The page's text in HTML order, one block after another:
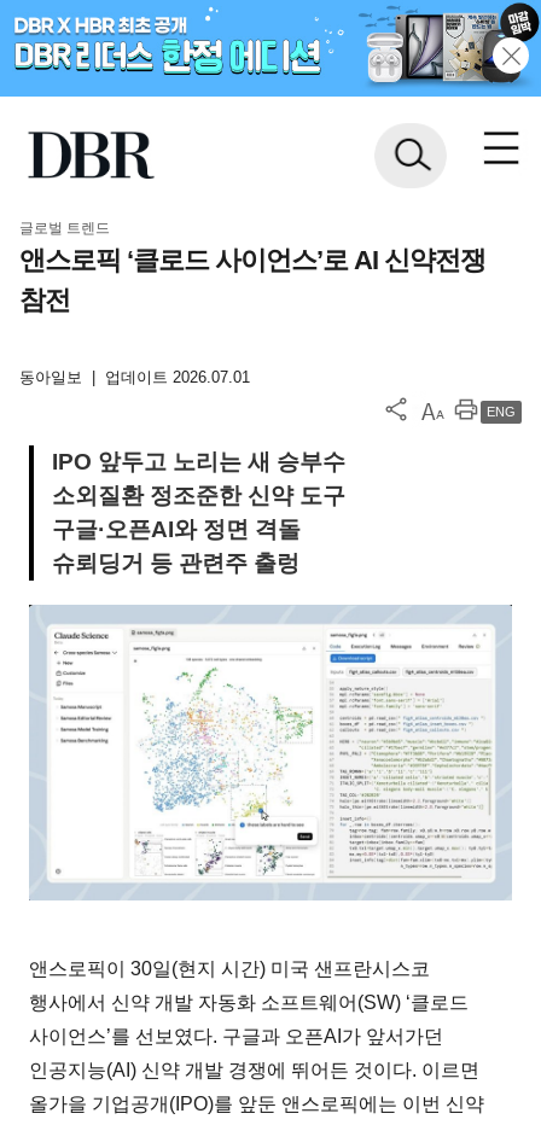
글로벌 트렌드
앤스로픽 ‘클로드 사이언스’로 AI 신약전쟁
참전
동아일보 업데이트 2026.07.01
ENG
IPO 앞두고 노리는 새 승부수
소외질환 정조준한 신약 도구
구글·오픈AI와 정면 격돌
슈뢰딩거 등 관련주 출렁
앤스로픽이 30일(현지 시간) 미국 샌프란시스코
행사에서 신약 개발 자동화 소프트웨어(SW) ‘클로드
사이언스’를 선보였다. 구글과 오픈AI가 앞서가던
인공지능(AI) 신약 개발 경쟁에 뛰어든 것이다. 이르면
올가을 기업공개(IPO)를 앞둔 앤스로픽에는 이번 신약